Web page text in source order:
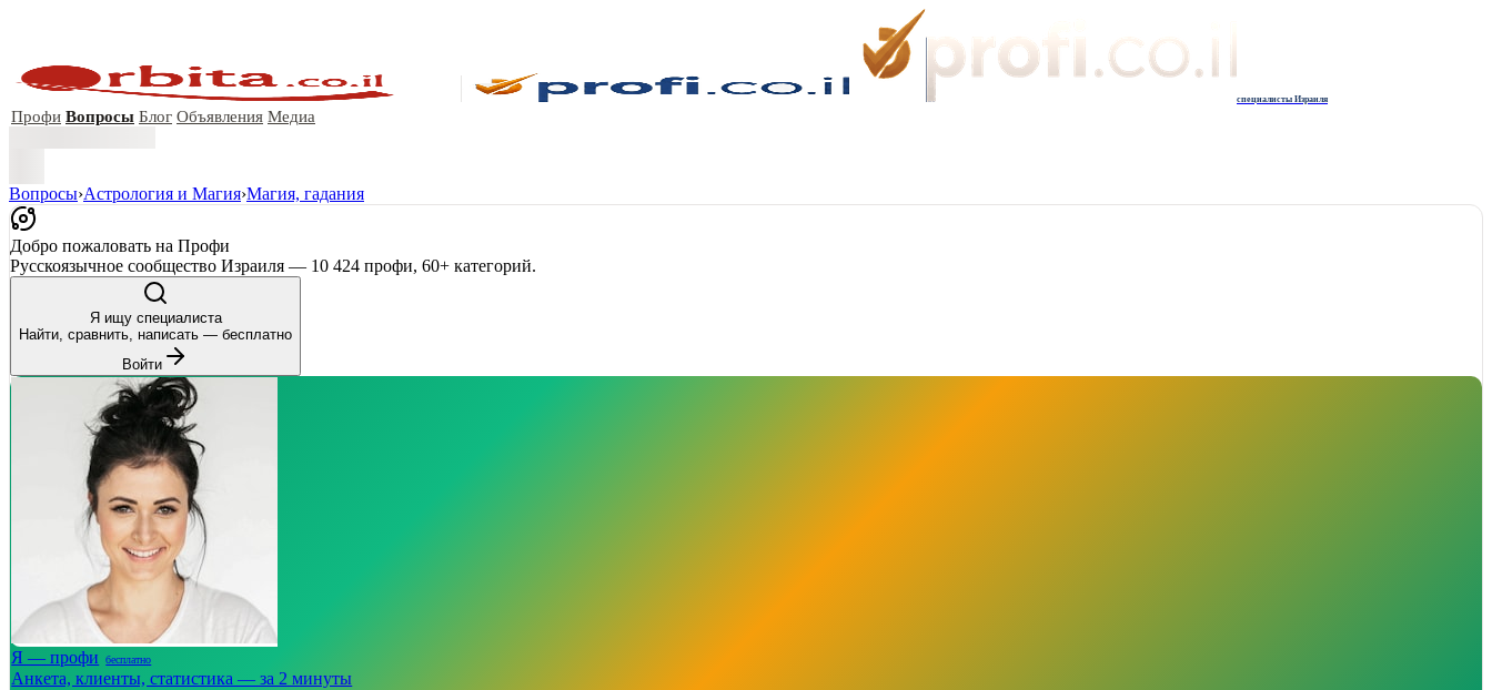
специалисты Израиля
Профи Вопросы Блог Объявления Медиа
Вопросы›Астрология и Магия›Магия, гадания
Добро пожаловать на Профи
Русскоязычное сообщество Израиля — 10 424 профи, 60+ категорий.
Я ищу специалиста
Найти, сравнить, написать — бесплатно
Войти
Я — профи бесплатно
Анкета, клиенты, статистика — за 2 минуты